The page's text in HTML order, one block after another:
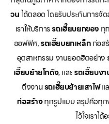
วนได้ตลอด โดยรับประกันการจั
เราให้บริการรถเฮี๊ยบยกของ ทุ
ออฟฟิศ,รถเฮี๊ยบยกเหล็กก่อส
อุตสาหกรรม งานยอดฮิตอย่าง
เฮี๊ยบย้ายโกดัง, และรถเฮี๊ยบงา
ถึงงานรถเฮี๊ยบย้ายเสาไฟแ
ก่อสร้างทุกรูปแบบ สรุปคือทุก
ไว้ใจเราไ